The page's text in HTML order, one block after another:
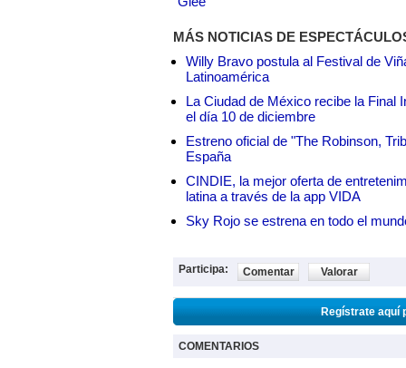
MÁS NOTICIAS DE
Willy Bravo postula al Festival de
Latinoamérica
La Ciudad de México recibe la Final
el día 10 de diciembre
Estreno oficial de "The Robinson,
España
CINDIE, la mejor oferta de
latina a través de la app VIDA
Sky Rojo se estrena en todo el
Participa: Comentar Valorar
Regístrate aquí
COMENTARIOS